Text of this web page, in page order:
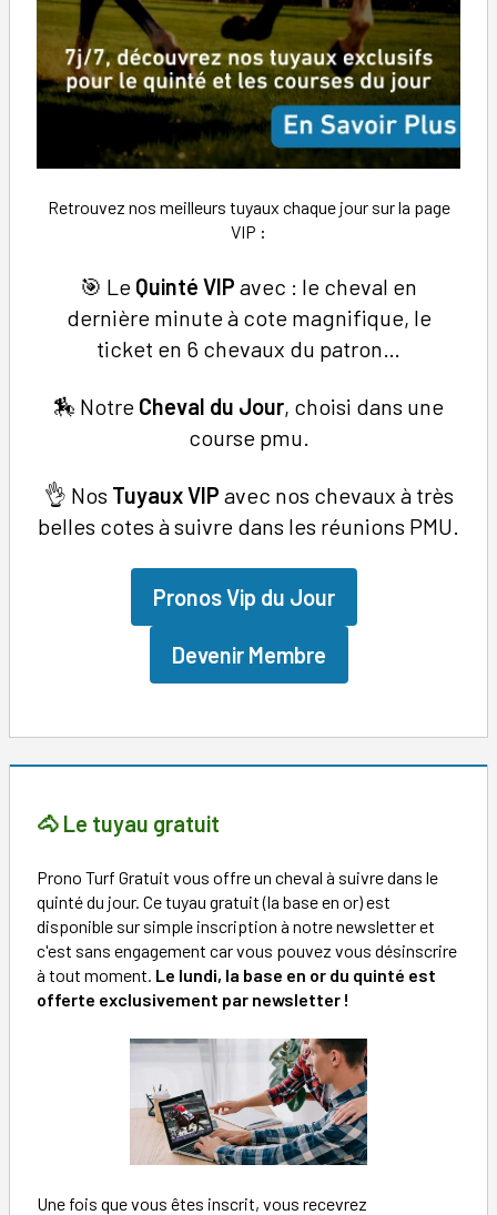
Retrouvez nos meilleurs tuyaux chaque jour sur la page
VIP :
🎯 Le Quinté VIP avec : le cheval en
dernière minute à cote magnifique, le
ticket en 6 chevaux du patron…
🏇 Notre Cheval du Jour, choisi dans une
course pmu.
👌 Nos TuyauxVIP avec nos chevaux à très
belles cotes à suivre dans les réunions PMU.
Pronos Vip du Jour
Devenir Membre
🐴 Le tuyau gratuit
Prono Turf Gratuit vous offre un cheval à suivre dans le
quinté du jour. Ce tuyau gratuit (la base en or) est
disponible sur simple inscription à notre newsletter et
c'est sans engagement car vous pouvez vous désinscrire
à tout moment. Le lundi, la base en or du quinté est
offerte exclusivement par newsletter !
Une fois que vous êtes inscrit, vous recevrez